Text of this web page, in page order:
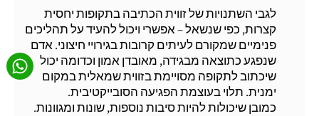
לגבי השתנויות של זווית הכתיבה בתקופות יחסית
קצרות, כפי שנשאל – אפשרי ויכול להעיד על תהליכים
פנימיים שמקורם לעיתים קרובות בגירויי חיצוני. אדם
שנפגע כתוצאה מבגידה, מאובדן אמון וכדומה יכול
שיכתוב לתקופה מסויימת בזווית שמאלית במקום
ימנית. תלוי בעוצמת הפגיעה הסובייקטיבית.
כמובן שיכולות להיות סיבות נוספות, שונות ומגוונות.